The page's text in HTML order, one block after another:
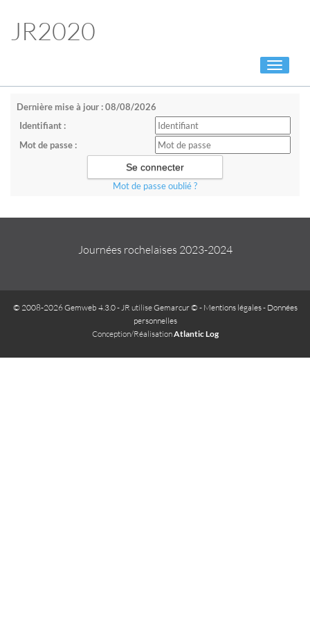
JR2020
Toggle
Dernière mise à jour : 08/08/2026
Identifiant :
Mot de passe :
Mot de passe oublié ?
Journées rochelaises 2023-2024
© 2008-2026 Gemweb 4.3.0- JR utiliseGemarcur © - Mentions légales- Données
personnelles
Conception/RéalisationAtlantic Log